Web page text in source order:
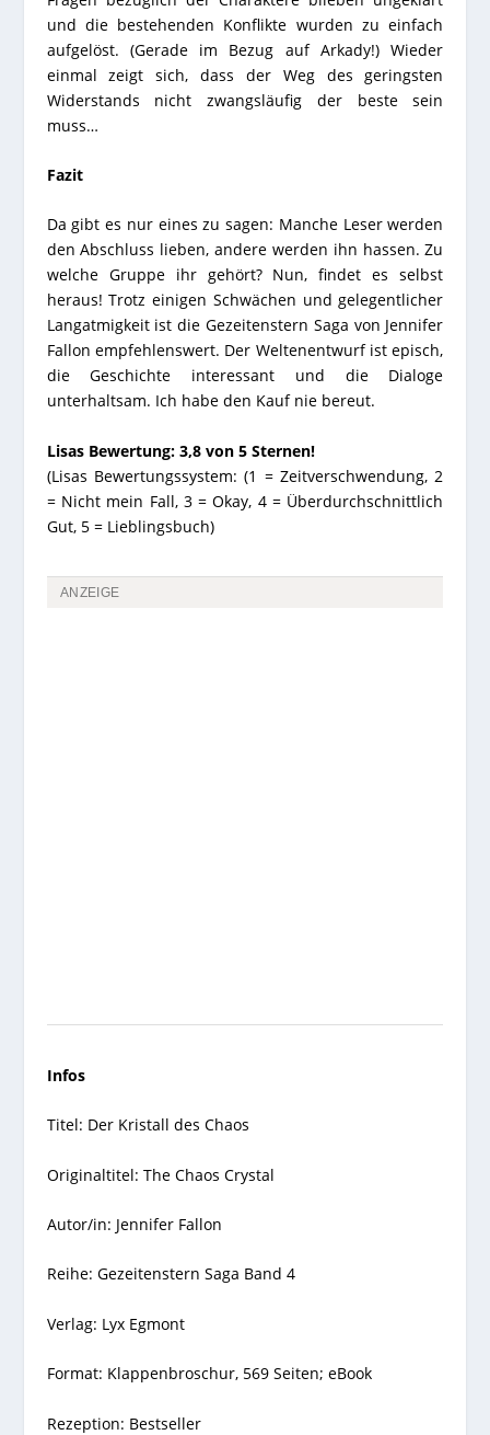
und die bestehenden Konflikte wurden zu einfach
aufgelöst. (Gerade im Bezug auf Arkady!) Wieder
einmal zeigt sich, dass der Weg des geringsten
Widerstands nicht zwangsläufig der beste sein
muss…
Fazit
Da gibt es nur eines zu sagen: Manche Leser werden
den Abschluss lieben, andere werden ihn hassen. Zu
welche Gruppe ihr gehört? Nun, findet es selbst
heraus! Trotz einigen Schwächen und gelegentlicher
Langatmigkeit ist die Gezeitenstern Saga von Jennifer
Fallon empfehlenswert. Der Weltenentwurf ist episch,
die Geschichte interessant und die Dialoge
unterhaltsam. Ich habe den Kauf nie bereut.
Lisas Bewertung: 3,8 von 5 Sternen!
(Lisas Bewertungssystem: (1 = Zeitverschwendung, 2
= Nicht mein Fall, 3 = Okay, 4 = Überdurchschnittlich
Gut, 5 = Lieblingsbuch)
ANZEIGE
Infos
Titel: Der Kristall des Chaos
Originaltitel: The Chaos Crystal
Autor/in: Jennifer Fallon
Reihe: Gezeitenstern Saga Band 4
Verlag: Lyx Egmont
Format: Klappenbroschur, 569 Seiten; eBook
Rezeption: Bestseller